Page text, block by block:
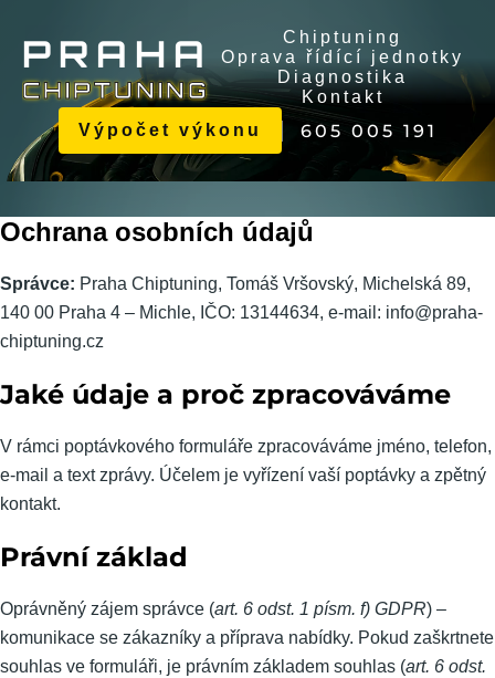
PR A H A
CHIPTUNING
Chiptuning
Oprava řídící jednotky
Diagnostika
Kontakt
Výpočet výkonu
605 005 191
Ochrana osobních údajů
Správce: Praha Chiptuning, Tomáš Vršovský, Michelská 89,
140 00 Praha 4 – Michle, IČO: 13144634, e-mail: info@praha-
chiptuning.cz
Jaké údaje a proč zpracováváme
V rámci poptávkového formuláře zpracováváme jméno, telefon,
e-mail a text zprávy. Účelem je vyřízení vaší poptávky a zpětný
kontakt.
Právní základ
Oprávněný zájem správce (art. 6 odst. 1 písm. f) GDPR) –
komunikace se zákazníky a příprava nabídky. Pokud zaškrtnete
souhlas ve formuláři, je právním základem souhlas (art. 6 odst.